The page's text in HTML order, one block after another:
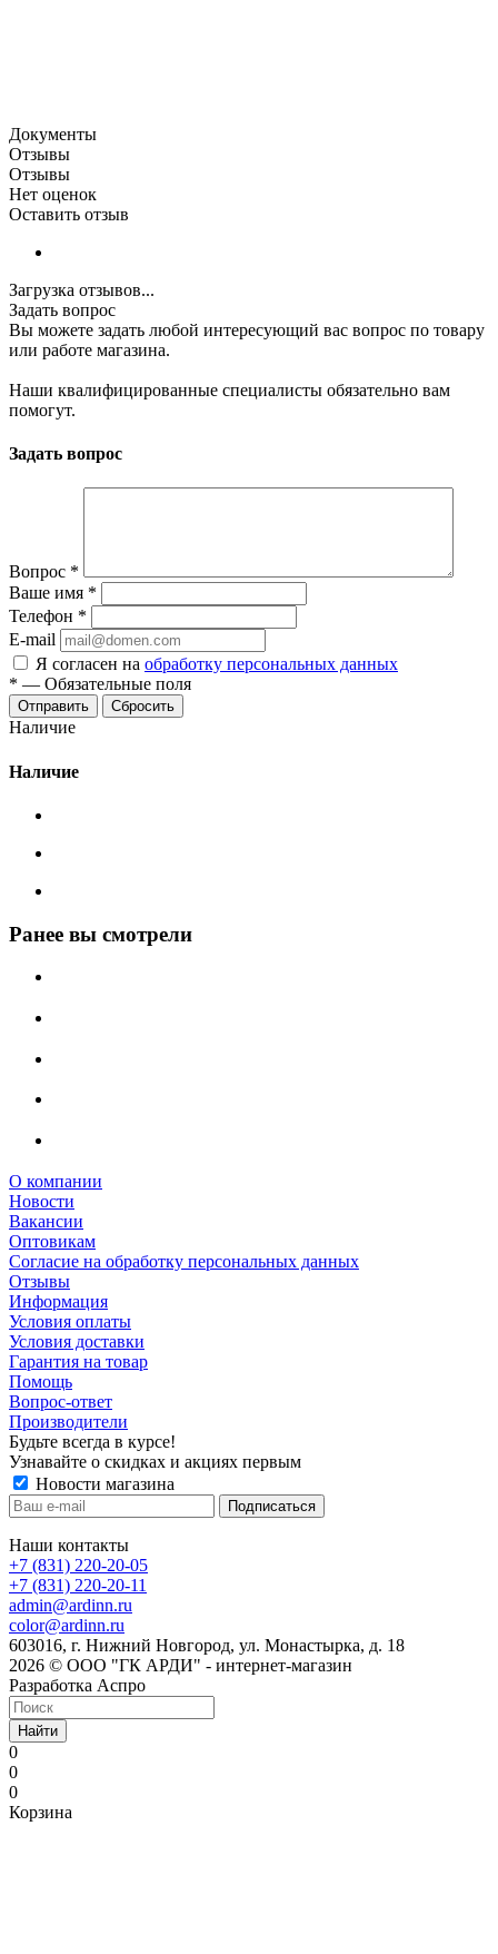
Документы
Отзывы
Отзывы
Нет оценок
Оставить отзыв
Загрузка отзывов...
Задать вопрос
Вы можете задать любой интересующий вас вопрос по товару
или работе магазина.
Наши квалифицированные специалисты обязательно вам
помогут.
Задать вопрос
Вопрос *
Ваше имя *
Телефон *
E-mail
Я согласен на обработку персональных данных
* — Обязательные поля
Сбросить
Наличие
Наличие
Ранее вы смотрели
О компании
Новости
Вакансии
Оптовикам
Cогласие на обработку персональных данных
Отзывы
Информация
Условия оплаты
Условия доставки
Гарантия на товар
Помощь
Вопрос-ответ
Производители
Будьте всегда в курсе!
Узнавайте о скидках и акциях первым
Новости магазина
Наши контакты
+7 (831) 220-20-05
+7 (831) 220-20-11
admin@ardinn.ru
color@ardinn.ru
603016, г. Нижний Новгород, ул. Монастырка, д. 18
2026 © ООО "ГК АРДИ" - интернет-магазин
Разработка Аспро
Найти
0
0
0
Корзина